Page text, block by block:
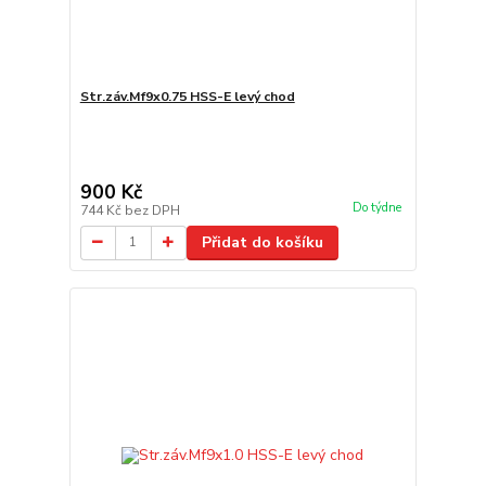
Str.záv.Mf9x0.75 HSS-E levý chod
900 Kč
744 Kč bez DPH Do týdne
Přidat do košíku